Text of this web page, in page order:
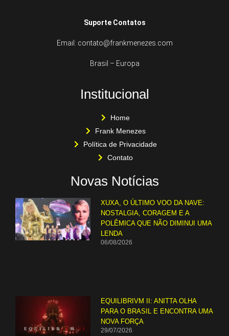
Suporte Contatos
Email: contato@frankmenezes.com
Brasil – Europa
Institucional
Home
Frank Menezes
Política de Privacidade
Contato
Novas Notícias
XUXA, O ÚLTIMO VOO DA NAVE:
NOSTALGIA, CORAGEM E A
POLÊMICA QUE NÃO DIMINUI UMA
LENDA
06/08/2026
EQUILIBRIVM II: ANITTA OLHA
PARA O BRASIL E ENCONTRA UMA
NOVA FORÇA
29/07/2026